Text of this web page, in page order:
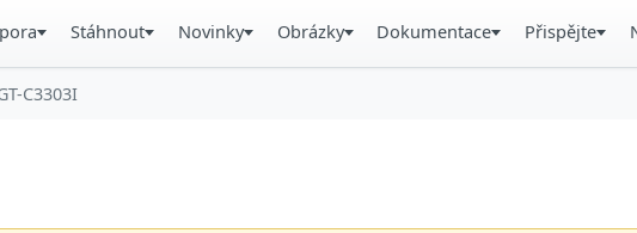
Stáhnout Novinky Obrázky Dokumentace Přispějte
C3303I